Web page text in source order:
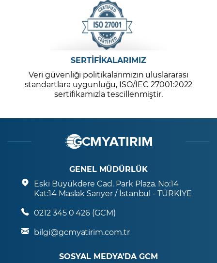
SERTİFİKALARIMIZ
Veri güvenliği politikalarımızın uluslararası
standartlara uygunluğu, ISO/IEC 27001:2022
sertifikamızla tescillenmiştir.
GENEL MÜDÜRLÜK
Eski Büyükdere Cad. Park Plaza. No:14
Kat:14 Maslak Sarıyer / İstanbul - TÜRKİYE
0212 345 0 426 (GCM)
bilgi@gcmyatirim.com.tr
SOSYAL MEDYA’DA GCM